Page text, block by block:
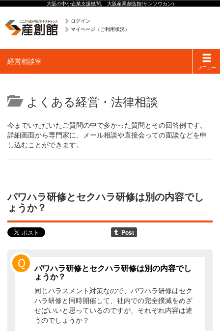
大阪の中小企業支援機関。 大阪産業創造館(サンソウカン)
ログイン
マイページ（ご利用状況）
Toggle
メニュー
経営相談室
よくある経営・法律相談
今までいただいたご質問の中で多かった質問とその回答例です。
詳細画面から専門家に、メール相談や直接会っての面談などを申
し込むことができます。
パワハラ研修とセクハラ研修は別の内容でし
ょうか？
Ｑ
パワハラ研修とセクハラ研修は別の内容でし
ょうか？
同じハラスメント対策なので、パワハラ研修はセク
ハラ研修と同時開催して、社内での完全撲滅をめざ
せばいいと思っているのですが、それぞれ内容は違
うのでしょうか？